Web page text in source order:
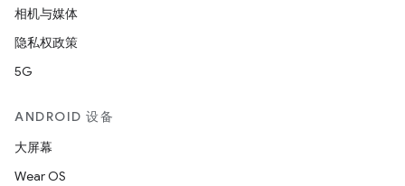
相机与媒体
隐私权政策
5G
ANDROID 设备
大屏幕
Wear OS